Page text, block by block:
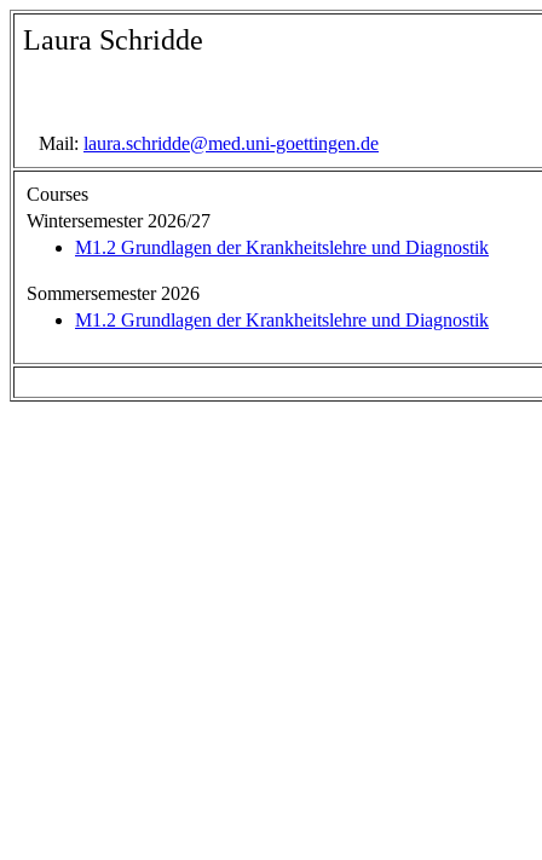
Laura Schridde
Mail: laura.schridde@med.uni-goettingen.de
Courses
Wintersemester 2026/27
M1.2 Grundlagen der Krankheitslehre und Diagnostik
Sommersemester 2026
M1.2 Grundlagen der Krankheitslehre und Diagnostik